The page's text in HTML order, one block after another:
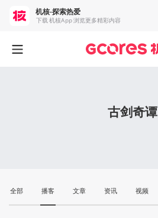
古剑奇谭
全部 播客 文章 资讯 视频
机核-探索热爱
下载 机核App 浏览更多精彩内容